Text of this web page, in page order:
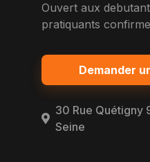
Ouvert aux
pratiquants
Demander
30 Rue Quétigny
Seine